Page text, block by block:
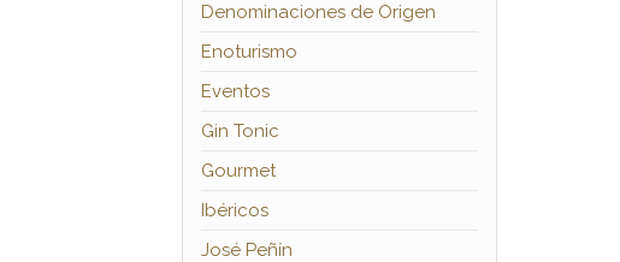
Denominaciones de Origen
Enoturismo
Eventos
Gin Tonic
Gourmet
Ibéricos
José Peñín